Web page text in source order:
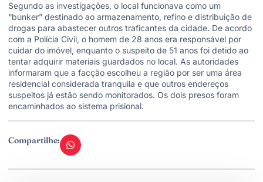
Segundo as investigações, o local funcionava como um
“bunker” destinado ao armazenamento, refino e distribuição de
drogas para abastecer outros traficantes da cidade. De acordo
com a Polícia Civil, o homem de 28 anos era responsável por
cuidar do imóvel, enquanto o suspeito de 51 anos foi detido ao
tentar adquirir materiais guardados no local. As autoridades
informaram que a facção escolheu a região por ser uma área
residencial considerada tranquila e que outros endereços
suspeitos já estão sendo monitorados. Os dois presos foram
encaminhados ao sistema prisional.
Compartilhe: